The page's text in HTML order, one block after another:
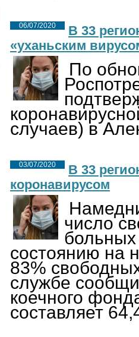
06/07/2020
В 33
«уханьским
По
случаев) в
03/07/2020
В 33
коронавирусом
число
больных
состоянию на
83%
службе
коечного
составляет